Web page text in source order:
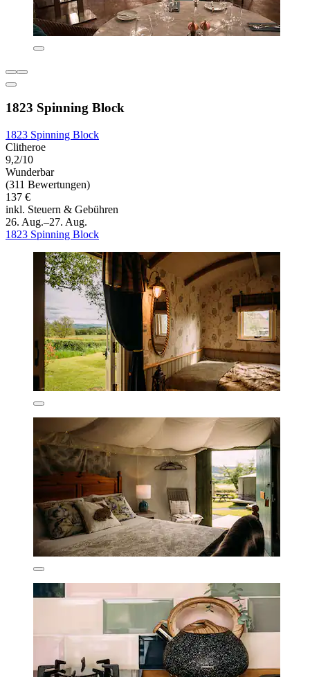
1823 Spinning Block
1823 Spinning Block
Clitheroe
9,2/10
Wunderbar
(311 Bewertungen)
137 €
inkl. Steuern & Gebühren
26. Aug.–27. Aug.
1823 Spinning Block